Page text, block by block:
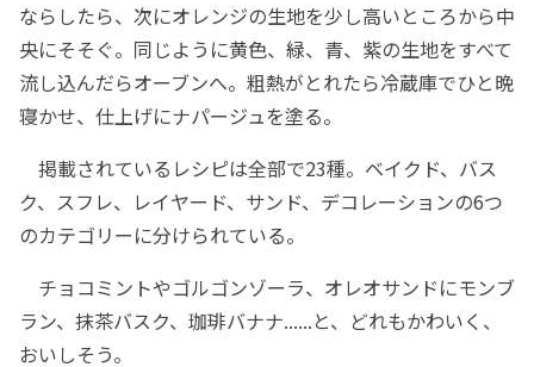
ならしたら、次にオレンジの生地を少し高いところから中
央にそそぐ。同じように黄色、緑、青、紫の生地をすべて
流し込んだらオーブンへ。粗熱がとれたら冷蔵庫でひと晩
寝かせ、仕上げにナパージュを塗る。
掲載されているレシピは全部で23種。ベイクド、バス
ク、スフレ、レイヤード、サンド、デコレーションの6つ
のカテゴリーに分けられている。
チョコミントやゴルゴンゾーラ、オレオサンドにモンブ
ラン、抹茶バスク、珈琲バナナ......と、どれもかわいく、
おいしそう。